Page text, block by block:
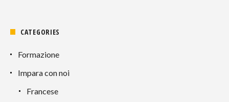
CATEGORIES
Formazione
Impara con noi
Francese